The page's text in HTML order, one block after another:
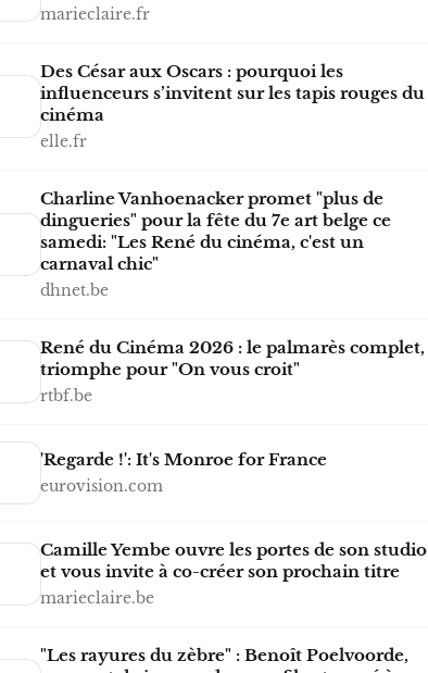
marieclaire.fr
Des César aux Oscars : pourquoi les
influenceurs s’invitent sur les tapis rouges du
cinéma
elle.fr
Charline Vanhoenacker promet "plus de
dingueries" pour la fête du 7e art belge ce
samedi: "Les René du cinéma, c'est un
carnaval chic"
dhnet.be
René du Cinéma 2026 : le palmarès complet,
triomphe pour "On vous croit"
rtbf.be
'Regarde !': It's Monroe for France
eurovision.com
Camille Yembe ouvre les portes de son studio
et vous invite à co-créer son prochain titre
marieclaire.be
"Les rayures du zèbre" : Benoît Poelvoorde,